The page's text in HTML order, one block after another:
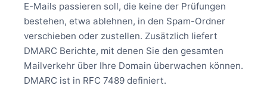
E-Mails passieren soll, die keine der Prüfungen
bestehen, etwa ablehnen, in den Spam-Ordner
verschieben oder zustellen. Zusätzlich liefert
DMARC Berichte, mit denen Sie den gesamten
Mailverkehr über Ihre Domain überwachen können.
DMARC ist in RFC 7489 definiert.